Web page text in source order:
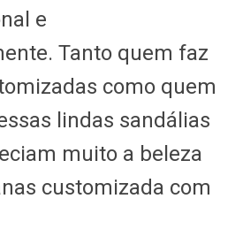
e
Tanto quem faz
como quem
lindas sandálias
muito a beleza
customizada com